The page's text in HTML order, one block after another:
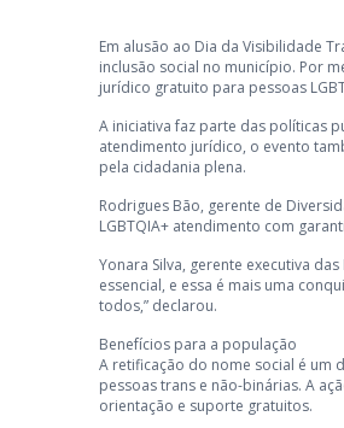
Em alusão ao Dia da Visibilidade
inclusão social no município. Por
jurídico gratuito para pessoas
A iniciativa faz parte das políticas
atendimento jurídico, o evento
pela cidadania plena.
Rodrigues Bão, gerente de
LGBTQIA+ atendimento com
Yonara Silva, gerente executiva
essencial, e essa é mais uma
todos,” declarou.
Benefícios para a população
A retificação do nome social é
pessoas trans e não-binárias. A
orientação e suporte gratuitos.